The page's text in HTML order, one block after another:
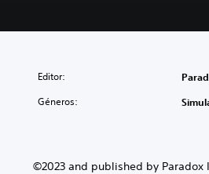
Editor:
Géneros:
©2023 and published by Paradox